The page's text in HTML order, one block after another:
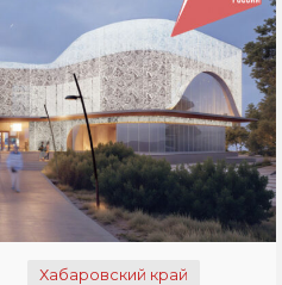
Хабаровский край